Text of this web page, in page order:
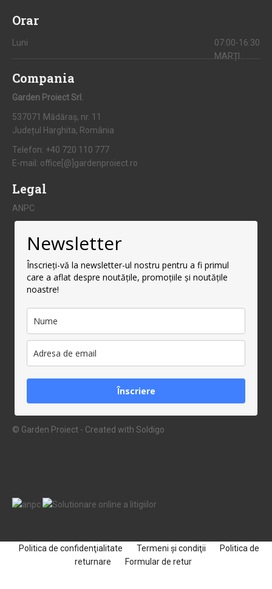
Orar
Luni
07:00-16:30
MARȚI
Compania
Garden Proiect Srl.
537071 Mădăraș, nr. 11
Județul Harghita, România
Telefon: +40 720 110 777
E-mail: office[@]gardenproiect.ro
Legal
ANPC
Newsletter
Înscrieți-vă la newsletter-ul nostru pentru a fi primul
care a aflat despre noutățile, promoțiile și noutățile
noastre!
Înscriere
© Garden Proiect - Created with Soldigo
Politica de confidenţialitate Termeni şi condiţii
Politica de
returnare
Formular de retur